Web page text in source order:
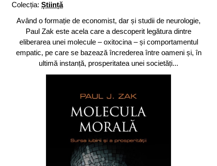
Colecția: Știință
Având o formație de economist, dar și studii de neurologie,
Paul Zak este acela care a descoperit legătura dintre
eliberarea unei molecule – oxitocina – și comportamentul
empatic, pe care se bazează încrederea între oameni și, în
ultimă instanță, prosperitatea unei societăți...